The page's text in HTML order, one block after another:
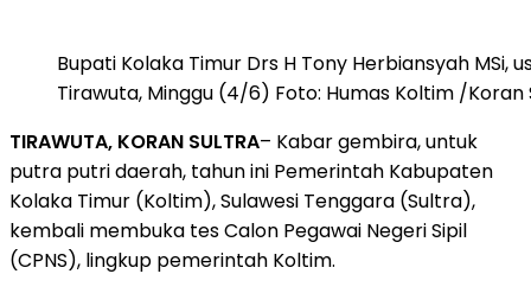
Bupati Kolaka Timur Drs H Tony Herbiansyah
Tirawuta, Minggu (4/6) Foto: Humas Koltim /Koran
TIRAWUTA, KORAN SULTRA– Kabar gembira, untuk
putra putri daerah, tahun ini Pemerintah Kabupaten
Kolaka Timur (Koltim), Sulawesi Tenggara (Sultra),
kembali membuka tes Calon Pegawai Negeri Sipil
(CPNS), lingkup pemerintah Koltim.